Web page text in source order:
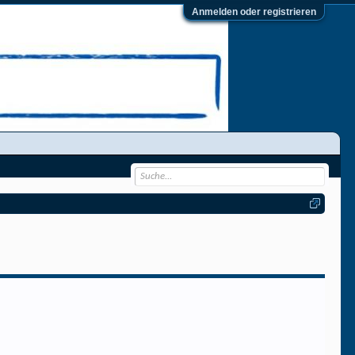
Anmelden oder registrieren